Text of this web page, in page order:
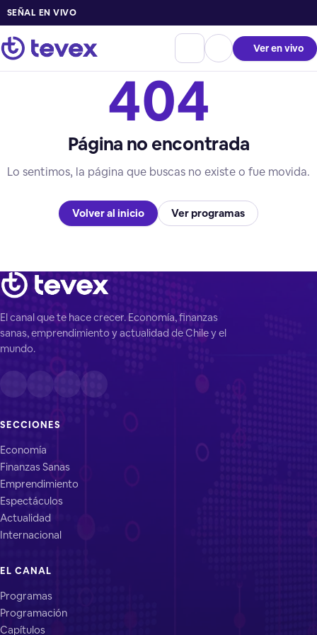
SEÑAL EN VIVO
Ver en vivo
404
Página no encontrada
Lo sentimos, la página que buscas no existe o fue movida.
Volver al inicio Ver programas
El canal que te hace crecer. Economía, finanzas
sanas, emprendimiento y actualidad de Chile y el
mundo.
SECCIONES
Economía
Finanzas Sanas
Emprendimiento
Espectáculos
Actualidad
Internacional
EL CANAL
Programas
Programación
Capítulos